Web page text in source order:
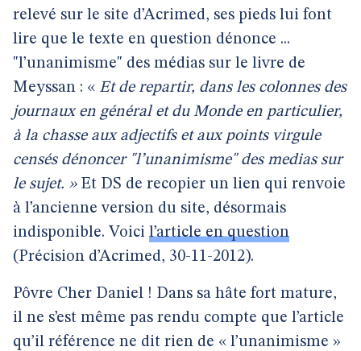
relevé sur le site d’Acrimed, ses pieds lui font
lire que le texte en question dénonce ...
"l’unanimisme" des médias sur le livre de
Meyssan : « Et de repartir, dans les colonnes des
journaux en général et du Monde en particulier,
à la chasse aux adjectifs et aux points virgule
censés dénoncer "l’unanimisme" des medias sur
le sujet. »Et DS de recopier un lien qui renvoie
à l’ancienne version du site, désormais
indisponible. Voici l’article en question
(Précision d’Acrimed, 30-11-2012).
Pôvre Cher Daniel ! Dans sa hâte fort mature,
il ne s’est même pas rendu compte que l’article
qu’il référence ne dit rien de « l’unanimisme »